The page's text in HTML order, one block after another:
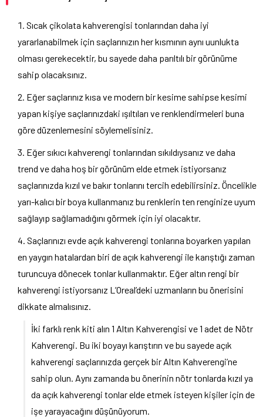
Sıcak çikolata kahverengisi tonlarından daha iyi
yararlanabilmek için saçlarınızın her kısmının aynı uunlukta
olması gerekecektir, bu sayede daha parıltılı bir görünüme
sahip olacaksınız.
Eğer saçlarınız kısa ve modern bir kesime sahipse kesimi
yapan kişiye saçlarınızdaki ışıltıları ve renklendirmeleri buna
göre düzenlemesini söylemelisiniz.
Eğer sıkıcı kahverengi tonlarından sıkıldıysanız ve daha
trend ve daha hoş bir görünüm elde etmek istiyorsanız
saçlarınızda kızıl ve bakır tonlarını tercih edebilirsiniz. Öncelikle
yarı-kalıcı bir boya kullanmanız bu renklerin ten renginize uyum
sağlayıp sağlamadığını görmek için iyi olacaktır.
Saçlarınızı evde açık kahverengi tonlarına boyarken yapılan
en yaygın hatalardan biri de açık kahverengi ile karıştığı zaman
turuncuya dönecek tonlar kullanmaktır. Eğer altın rengi bir
kahverengi istiyorsanız L’Oreal’deki uzmanların bu önerisini
dikkate almalısınız.
İki farklı renk kiti alın 1 Altın Kahverengisi ve 1 adet de Nötr
Kahverengi. Bu iki boyayı karıştırın ve bu sayede açık
kahverengi saçlarınızda gerçek bir Altın Kahverengi’ne
sahip olun. Aynı zamanda bu önerinin nötr tonlarda kızıl ya
da açık kahverengi tonlar elde etmek isteyen kişiler için de
işe yarayacağını düşünüyorum.